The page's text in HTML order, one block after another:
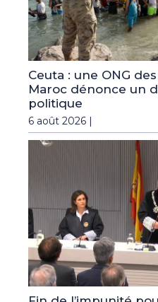
Ceuta : une ONG
Maroc dénonce un
politique
6 août 2026 |